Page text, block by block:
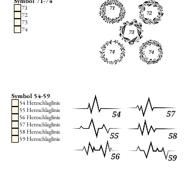
71
72
73
74
Symbol 54-59
54 Herzschlaglinie
55 Herzschlaglinie
56 Herzschlaglinie
57 Herzschlaglinie
58 Herzschlaglinie
59 Herzschlaglinie